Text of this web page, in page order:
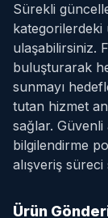
Sürekli
kategorilerdeki
ulaşabilirsiniz.
buluşturarak
sunmayı
tutan hizmet
sağlar. Güvenli
bilgilendirme
alışveriş süreci
Ürün